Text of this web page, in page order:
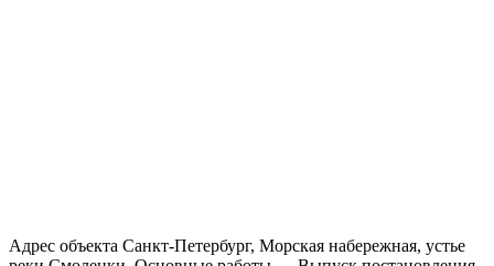
Адрес объекта Санкт-Петербург, Морская набережная, устье